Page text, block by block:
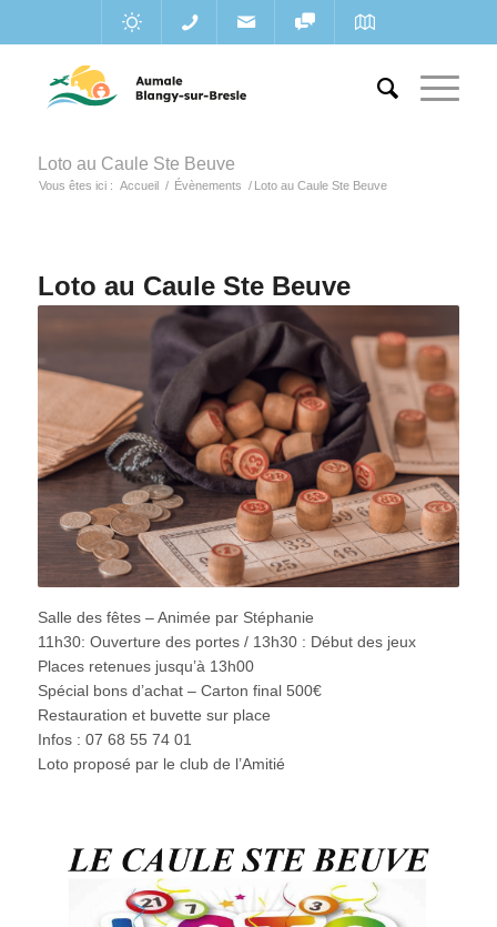
Loto au Caule Ste Beuve
Vous êtes ici : Accueil / Évènements / Loto au Caule Ste Beuve
Loto au Caule Ste Beuve
Salle des fêtes – Animée par Stéphanie
11h30: Ouverture des portes / 13h30 : Début des jeux
Places retenues jusqu’à 13h00
Spécial bons d’achat – Carton final 500€
Restauration et buvette sur place
Infos : 07 68 55 74 01
Loto proposé par le club de l’Amitié